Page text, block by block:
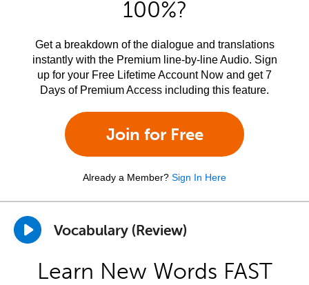
100%?
Get a breakdown of the dialogue and translations
instantly with the Premium line-by-line Audio. Sign
up for your Free Lifetime Account Now and get 7
Days of Premium Access including this feature.
Join for Free
Already a Member? Sign In Here
Vocabulary (Review)
Learn New Words FAST